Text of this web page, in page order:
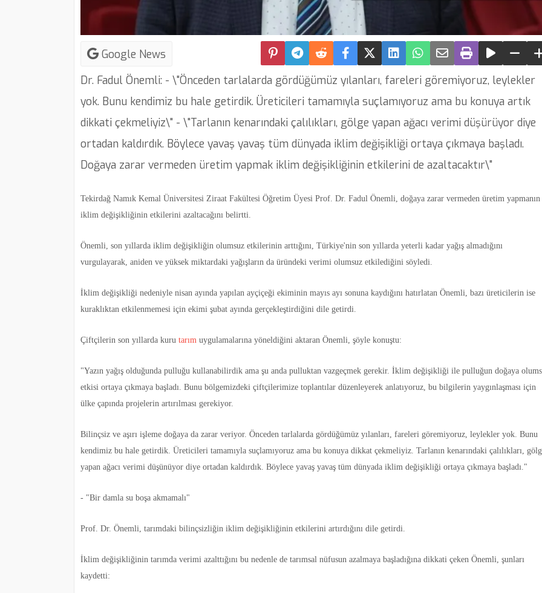
Google News
Dr. Fadul Önemli: - \"Önceden tarlalarda gördüğümüz yılanları, fareleri göremiyoruz, leylekler
yok. Bunu kendimiz bu hale getirdik. Üreticileri tamamıyla suçlamıyoruz ama bu konuya artık
dikkati çekmeliyiz\" - \"Tarlanın kenarındaki çalılıkları, gölge yapan ağacı verimi düşürüyor diye
ortadan kaldırdık. Böylece yavaş yavaş tüm dünyada iklim değişikliği ortaya çıkmaya başladı.
Doğaya zarar vermeden üretim yapmak iklim değişikliğinin etkilerini de azaltacaktır\"
Tekirdağ Namık Kemal Üniversitesi Ziraat Fakültesi Öğretim Üyesi Prof. Dr. Fadul Önemli, doğaya zarar vermeden üretim yapmanın
iklim değişikliğinin etkilerini azaltacağını belirtti.
Önemli, son yıllarda iklim değişikliğin olumsuz etkilerinin arttığını, Türkiye'nin son yıllarda yeterli kadar yağış almadığını
vurgulayarak, aniden ve yüksek miktardaki yağışların da üründeki verimi olumsuz etkilediğini söyledi.
İklim değişikliği nedeniyle nisan ayında yapılan ayçiçeği ekiminin mayıs ayı sonuna kaydığını hatırlatan Önemli, bazı üreticilerin ise
kuraklıktan etkilenmemesi için ekimi şubat ayında gerçekleştirdiğini dile getirdi.
Çiftçilerin son yıllarda kuru tarım uygulamalarına yöneldiğini aktaran Önemli, şöyle konuştu:
"Yazın yağış olduğunda pulluğu kullanabilirdik ama şu anda pulluktan vazgeçmek gerekir. İklim değişikliği ile pulluğun doğaya
etkisi ortaya çıkmaya başladı. Bunu bölgemizdeki çiftçilerimize toplantılar düzenleyerek anlatıyoruz, bu bilgilerin yaygınlaşması için
ülke çapında projelerin artırılması gerekiyor.
Bilinçsiz ve aşırı işleme doğaya da zarar veriyor. Önceden tarlalarda gördüğümüz yılanları, fareleri göremiyoruz, leylekler yok. Bunu
kendimiz bu hale getirdik. Üreticileri tamamıyla suçlamıyoruz ama bu konuya dikkat çekmeliyiz. Tarlanın kenarındaki çalılıkları,
yapan ağacı verimi düşünüyor diye ortadan kaldırdık. Böylece yavaş yavaş tüm dünyada iklim değişikliği ortaya çıkmaya başladı."
- "Bir damla su boşa akmamalı"
Prof. Dr. Önemli, tarımdaki bilinçsizliğin iklim değişikliğinin etkilerini artırdığını dile getirdi.
İklim değişikliğinin tarımda verimi azalttığını bu nedenle de tarımsal nüfusun azalmaya başladığına dikkati çeken Önemli, şunları
kaydetti: